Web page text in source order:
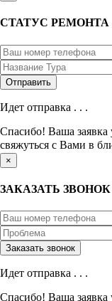
СТАТУС РЕМОНТА
Идет отправка . . .
Спасибо! Ваша
свяжуться с Вами в
×
ЗАКАЗАТЬ ЗВОНОК
Идет отправка . . .
Спасибо! Ваша